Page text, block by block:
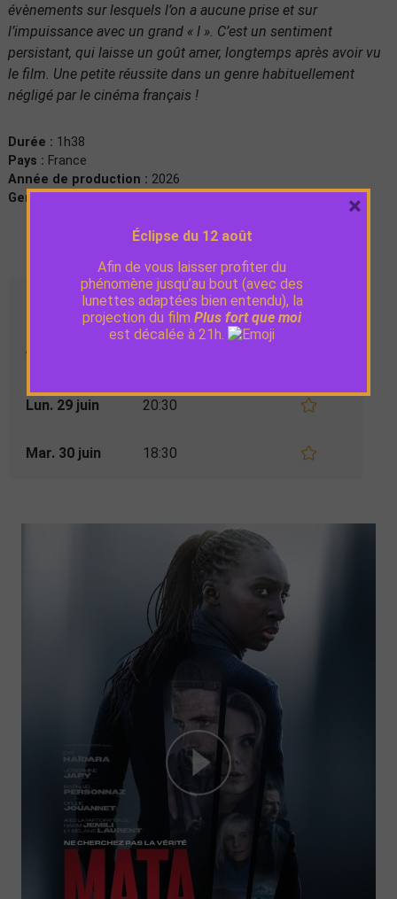
évènements sur lesquels l’on a aucune prise et sur
l’impuissance avec un grand « I ». C’est un sentiment
persistant, qui laisse un goût amer, longtemps après avoir vu
le film. Une petite réussite dans un genre habituellement
négligé par le cinéma français !
Durée : 1h38
Pays : France
Année de production : 2026
Genre :
Séances
Ven. 26 juin
Lun. 29 juin 20:30
Mar. 30 juin 18:30
Éclipse du 12 août
Afin de vous laisser profiter du
phénomène jusqu’au bout (avec des
lunettes adaptées bien entendu), la
projection du film Plus fort que moi
est décalée à 21h.
×